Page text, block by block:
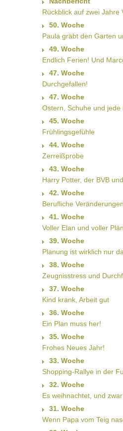
Rückblick auf zwei Jahre
50. Woche
Paula gräbt den Garten
49. Woche
Endlich Ferien! Und
47. Woche
Durchgefallen!
47. Woche
Ostern, Schuhe und jede
45. Woche
Frühlingsgefühle
44. Woche
Zerreißprobe
43. Woche
Harry Potter, der BVB
42. Woche
Berufliche Veränderungen
41. Woche
Voller Elan und voller
39. Woche
Planung ist wirklich nur
38. Woche
Zeugnisstress und
37. Woche
Kind krank, Arbeit gut
36. Woche
Ein Plan muss her!
35. Woche
Frohes Neues Jahr!
33. Woche
Shopping-Rallye in der
32. Woche
Es weihnachtet, und
31. Woche
Wenn Papa vom Teig